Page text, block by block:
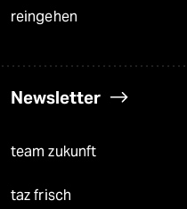
reingehen
Newsletter
team zukunft
taz frisch